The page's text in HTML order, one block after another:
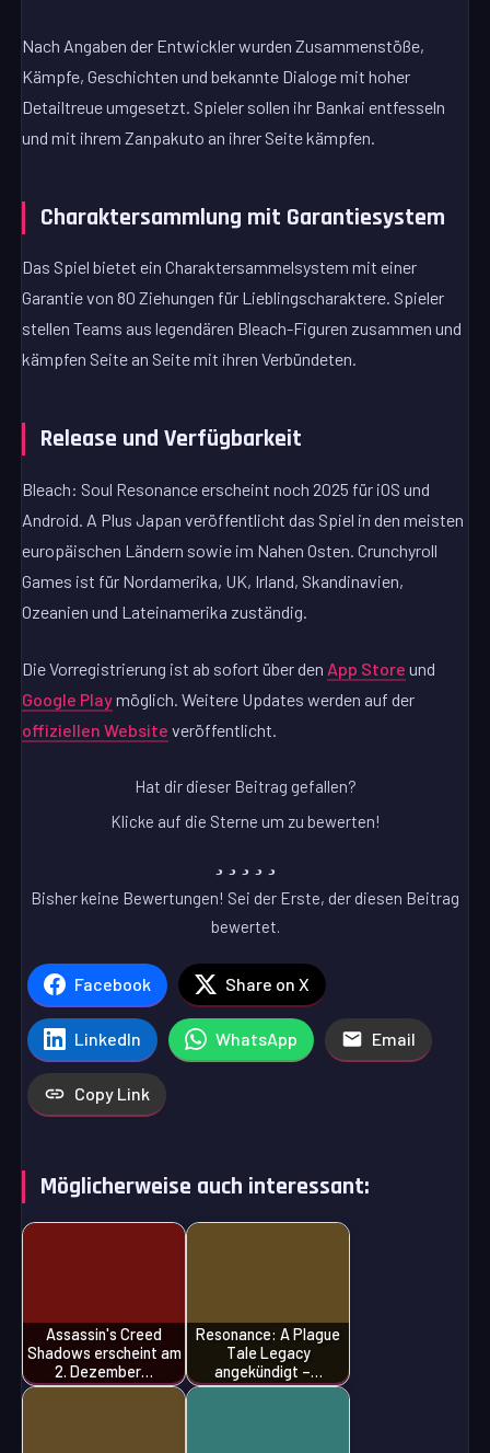
Nach Angaben der Entwickler wurden Zusammenstöße,
Kämpfe, Geschichten und bekannte Dialoge mit hoher
Detailtreue umgesetzt. Spieler sollen ihr Bankai entfesseln
und mit ihrem Zanpakuto an ihrer Seite kämpfen.
Charaktersammlung mit Garantiesystem
Das Spiel bietet ein Charaktersammelsystem mit einer
Garantie von 80 Ziehungen für Lieblingscharaktere. Spieler
stellen Teams aus legendären Bleach-Figuren zusammen und
kämpfen Seite an Seite mit ihren Verbündeten.
Release und Verfügbarkeit
Bleach: Soul Resonance erscheint noch 2025 für iOS und
Android. A Plus Japan veröffentlicht das Spiel in den meisten
europäischen Ländern sowie im Nahen Osten. Crunchyroll
Games ist für Nordamerika, UK, Irland, Skandinavien,
Ozeanien und Lateinamerika zuständig.
Die Vorregistrierung ist ab sofort über den App Store und
Google Playmöglich. Weitere Updates werden auf der
offiziellen Website veröffentlicht.
Hat dir dieser Beitrag gefallen?
Klicke auf die Sterne um zu bewerten!
Bisher keine Bewertungen! Sei der Erste, der diesen Beitrag
bewertet.
Facebook Share on X
LinkedIn WhatsApp Email
Copy Link
Möglicherweise auch interessant:
Assassin's Creed
Shadows erscheint am
2. Dezember…
Resonance: A Plague
Tale Legacy
angekündigt –…